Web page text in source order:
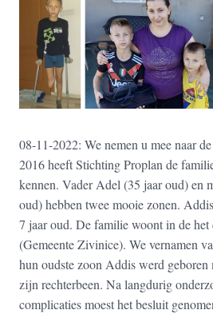
08-11-2022: We nemen u mee naar
2016 heeft Stichting Proplan de
kennen. Vader Adel (35 jaar oud) en
oud) hebben twee mooie zonen.
7 jaar oud. De familie woont in de
(Gemeente Zivinice). We vernamen
hun oudste zoon Addis werd geboren
zijn rechterbeen. Na langdurig
complicaties moest het besluit